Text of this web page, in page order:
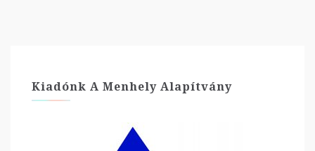
Kiadónk A Menhely Alapítvány